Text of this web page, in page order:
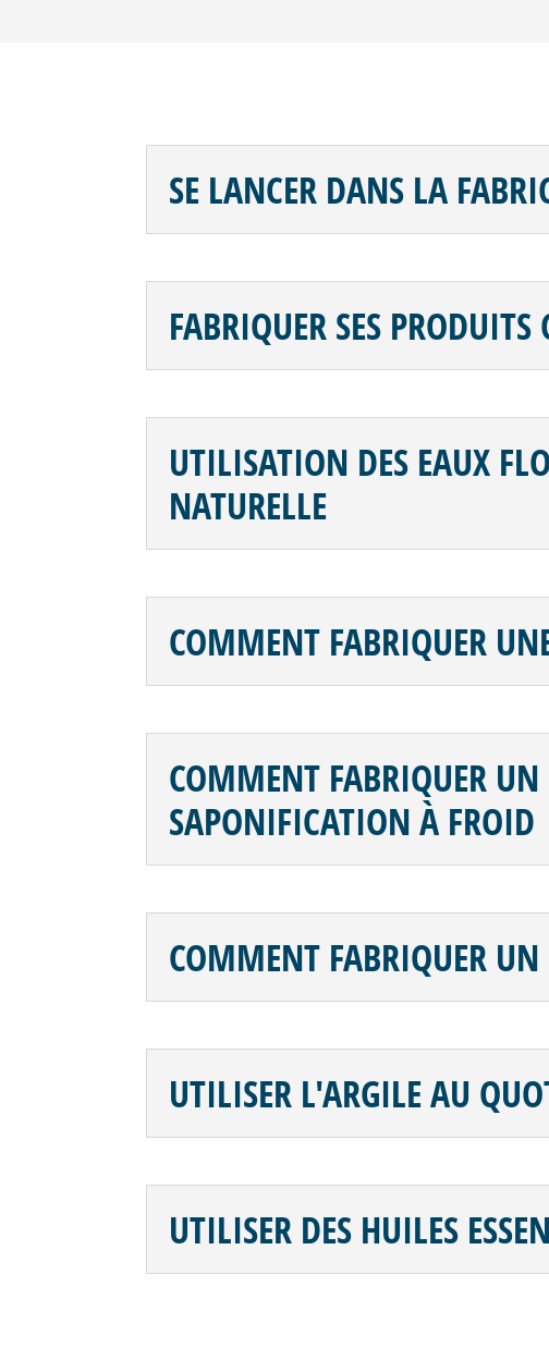
SE LANCER DANS LA
FABRIQUER SES
UTILISATION DES EAUX
NATURELLE
COMMENT FABRIQUER
COMMENT FABRIQUER
SAPONIFICATION À FROID
COMMENT FABRIQUER
UTILISER L'ARGILE AU
UTILISER DES HUILES